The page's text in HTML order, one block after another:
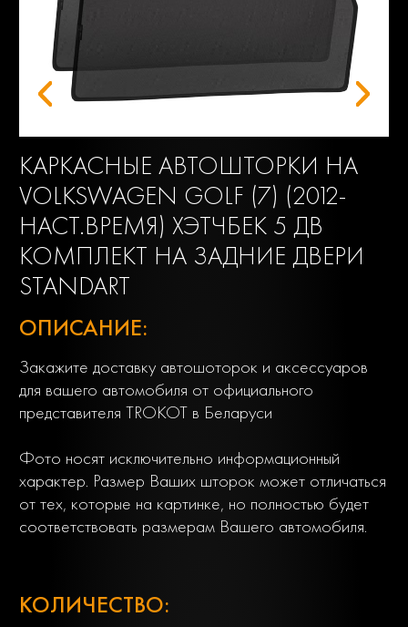
КАРКАСНЫЕ АВТОШТОРКИ НА
VOLKSWAGEN GOLF (7) (2012-
НАСТ.ВРЕМЯ) ХЭТЧБЕК 5 ДВ
КОМПЛЕКТ НА ЗАДНИЕ ДВЕРИ
STANDART
ОПИСАНИЕ:
Закажите доставку автошоторок и аксессуаров
для вашего автомобиля от официального
представителя TROKOT в Беларуси
Фото носят исключительно информационный
характер. Размер Ваших шторок может отличаться
от тех, которые на картинке, но полностью будет
соответствовать размерам Вашего автомобиля.
КОЛИЧЕСТВО: